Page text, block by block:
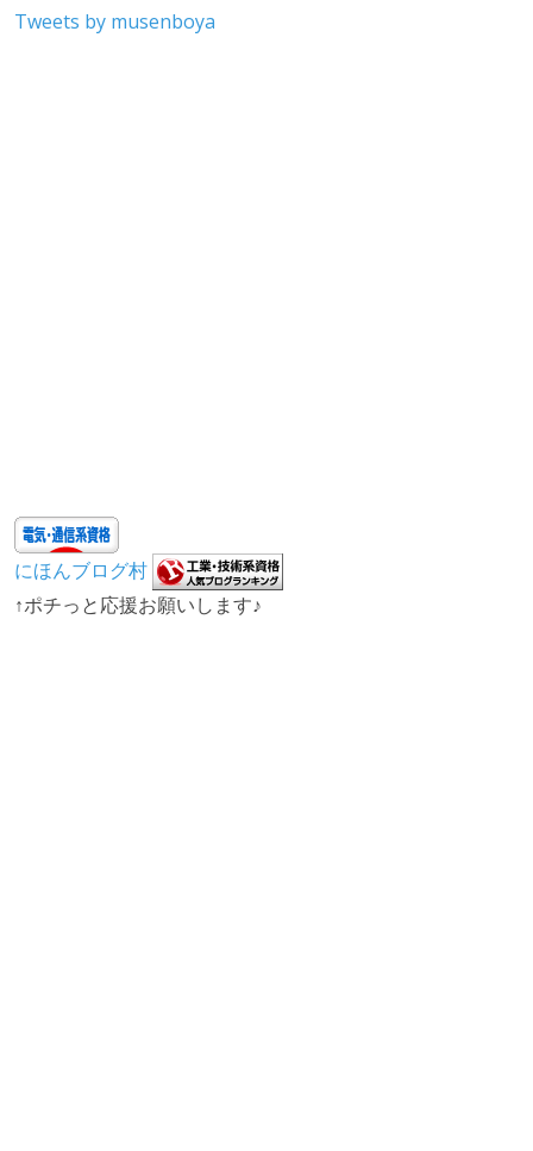
Tweets by musenboya
にほんブログ村
↑ポチっと応援お願いします♪